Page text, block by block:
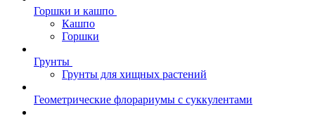
Горшки и кашпо
Кашпо
Горшки
Грунты
Грунты для хищных растений
Геометрические флорариумы с суккулентами